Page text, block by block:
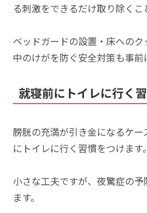
る刺激をできるだけ取り除くこ
ベッドガードの設置・床への
中のけがを防ぐ安全対策も事前
就寝前にトイレに行く
膀胱の充満が引き金になるケ
にトイレに行く習慣をつけます。
小さな工夫ですが、夜驚症の
ます。